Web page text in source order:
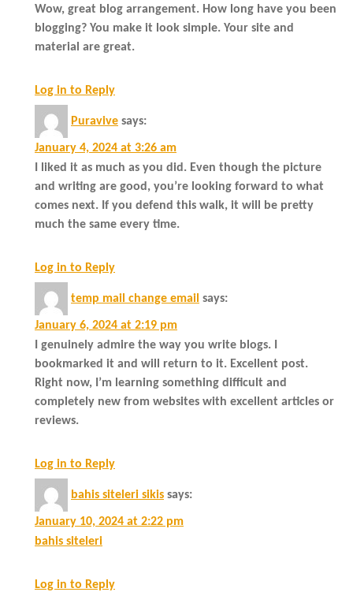
Wow, great blog arrangement. How long have you been
blogging? You make it look simple. Your site and
material are great.
Log in to Reply
Puravive says:
January 4, 2024 at 3:26 am
I liked it as much as you did. Even though the picture
and writing are good, you’re looking forward to what
comes next. If you defend this walk, it will be pretty
much the same every time.
Log in to Reply
temp mail change email says:
January 6, 2024 at 2:19 pm
I genuinely admire the way you write blogs. I
bookmarked it and will return to it. Excellent post.
Right now, I’m learning something difficult and
completely new from websites with excellent articles or
reviews.
Log in to Reply
bahis siteleri sikis says:
January 10, 2024 at 2:22 pm
bahis siteleri
Log in to Reply